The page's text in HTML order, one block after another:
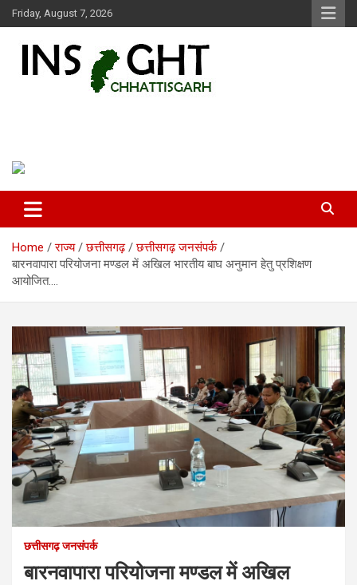
Skip
to
Friday, August 7, 2026
Home राज्य छत्तीसगढ़
छत्तीसगढ़ जनसंपर्क
बारनवापारा परियोजना मण्डल में अखिल भारतीय बाघ अनुमान हेतु प्रशिक्षण
आयोजित….
छत्तीसगढ़ जनसंपर्क
बारनवापारा परियोजना मण्डल में अखिल